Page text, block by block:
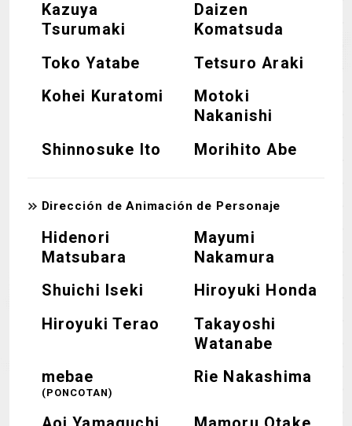
Kazuya
Tsurumaki
Daizen
Komatsuda
Toko Yatabe
Tetsuro Araki
Kohei Kuratomi
Motoki
Nakanishi
Shinnosuke Ito
Morihito Abe
Dirección de Animación de Personaje
Hidenori
Matsubara
Mayumi
Nakamura
Shuichi Iseki
Hiroyuki Honda
Hiroyuki Terao
Takayoshi
Watanabe
mebae
(PONCOTAN)
Rie Nakashima